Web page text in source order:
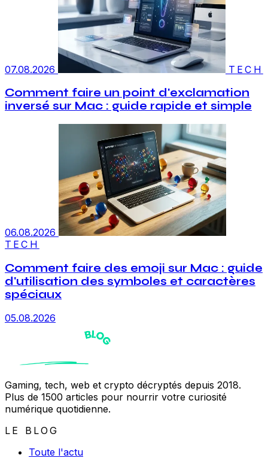
07.08.2026 TECH
Comment faire un point d'exclamation
inversé sur Mac : guide rapide et simple
06.08.2026
TECH
Comment faire des emoji sur Mac : guide
d'utilisation des symboles et caractères
spéciaux
05.08.2026
Gaming, tech, web et crypto décryptés depuis 2018.
Plus de 1500 articles pour nourrir votre curiosité
numérique quotidienne.
LE BLOG
Toute l'actu